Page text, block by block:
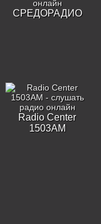
СРЕДОРАДИО
Radio Center
1503AM